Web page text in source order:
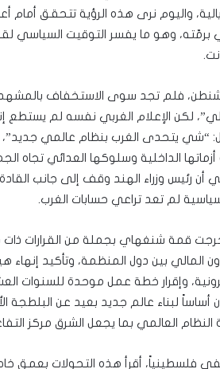
واليوم نرى هذه الرؤية تتحقق أمام
برمّته، وهو ما يفسر التوقيت السياسي
فلم تجد سوى الاستخفاف
“شي يتحدى الغرب بنظام عالمي جديد”،
أزماتها الداخلية وسلوكها العدائي
أن رئيس وزراء الهند وقف إلى جانب
سياسية لم تعد تراعي حسابات الغرب.
قمة شنغهاي بجملة من القرارات ذات
المالي بين دول المنظمة، وتأكيد إنهاء
وإقرار خطة عمل موحدة للسنوات
أساساً لبناء عالم جديد بعيد عن
النظام العالمي بما يجعل الشرق مركز
فلسطينياً، أقرأ هذه التحولات بعمق